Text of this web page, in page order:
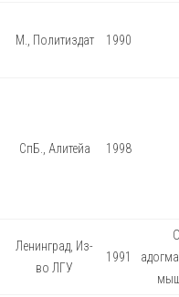
М., Политиздат 1990
СпБ., Алитейа 1998
Ленинград, Из-
во ЛГУ
1991